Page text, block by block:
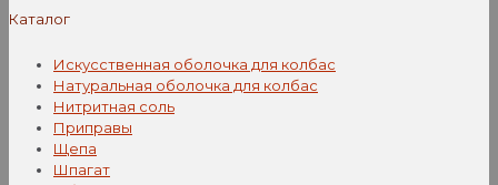
Каталог
Искусственная оболочка для колбас
Натуральная оболочка для колбас
Нитритная соль
Приправы
Щепа
Шпагат